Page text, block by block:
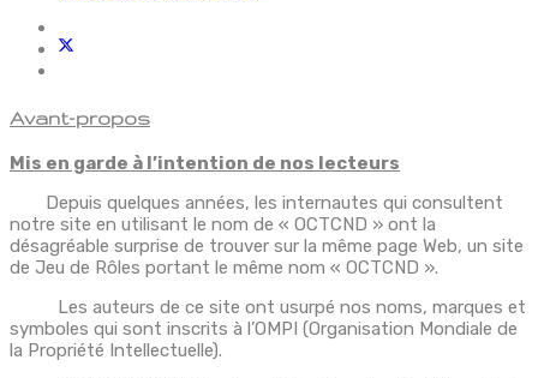
Avant-propos
Mis en garde à l’intention de nos lecteurs
Depuis quelques années, les internautes qui consultent
notre site en utilisant le nom de « OCTCND » ont la
désagréable surprise de trouver sur la même page Web, un site
de Jeu de Rôles portant le même nom « OCTCND ».
Les auteurs de ce site ont usurpé nos noms, marques et
symboles qui sont inscrits à l’OMPI (Organisation Mondiale de
la Propriété Intellectuelle).